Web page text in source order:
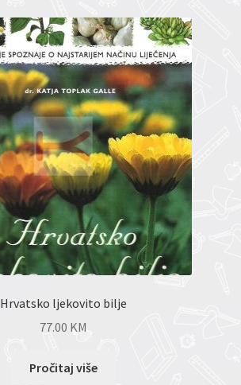
Hrvatsko ljekovito bilje
77.00 KM
Pročitaj više